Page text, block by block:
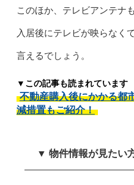
このほか、テレビアンテナ
入居後にテレビが映らなく
言えるでしょう。
▼この記事も読まれています
不動産購入後にかかる都
減措置もご紹介！
▼ 物件情報が見たい